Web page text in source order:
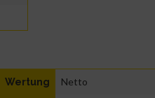
Wertung Netto